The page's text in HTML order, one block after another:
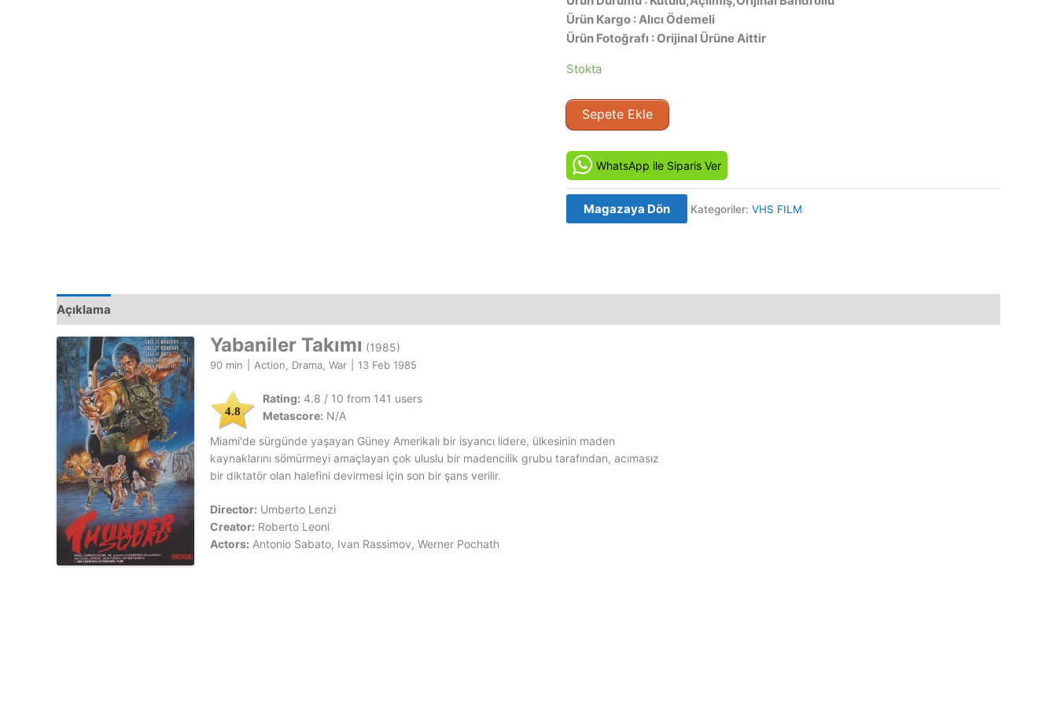
Ürün Kargo : Alıcı Ödemeli
Ürün Fotoğrafı : Orijinal Ürüne Aittir
Stokta
Yabaniler
Takımı
cinque
Condor
Kaset
Sepete Ekle
WhatsApp ile Siparis Ver
Magazaya Dön Kategoriler: VHS FILM
Açıklama
Yabaniler Takımı (1985)
90 min Action, Drama, War 13 Feb 1985
4.8
Rating: 4.8 / 10 from 141 users
Metascore: N/A
Miami'de sürgünde yaşayan Güney Amerikalı bir isyancı lidere, ülkesinin maden
kaynaklarını sömürmeyi amaçlayan çok uluslu bir madencilik grubu tarafından, acımasız
bir diktatör olan halefini devirmesi için son bir şans verilir.
Director: Umberto Lenzi
Creator: Roberto Leoni
Actors: Antonio Sabato, Ivan Rassimov, Werner Pochath